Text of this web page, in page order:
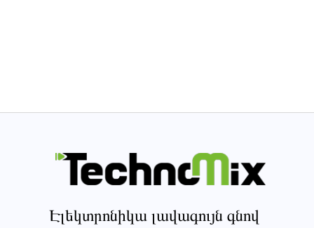
Էլեկտրոնիկա լավագույն գնով